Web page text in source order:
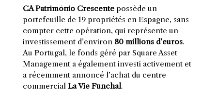
CA Património Crescentepossède un
portefeuille de 19 propriétés en Espagne, sans
compter cette opération, qui représente un
investissement d’environ 80 millions d’euros.
Au Portugal, le fonds géré par Square Asset
Management a également investi activement et
a récemment annoncé l’achat du centre
commercial La Vie Funchal.